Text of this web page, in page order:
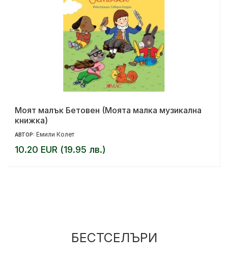
Моят малък Бетовен (Моята малка музикална
книжка)
АВТОР: Емили Колет
10.20 EUR (19.95 лв.)
БЕСТСЕЛЪРИ